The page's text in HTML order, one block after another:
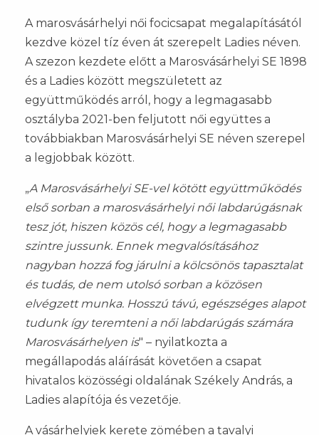
A marosvásárhelyi női focicsapat megalapításától
kezdve közel tíz éven át szerepelt Ladies néven.
A szezon kezdete előtt a Marosvásárhelyi SE 1898
és a Ladies között megszületett az
együttműködés arról, hogy a legmagasabb
osztályba 2021-ben feljutott női együttes a
továbbiakban Marosvásárhelyi SE néven szerepel
a legjobbak között.
„A Marosvásárhelyi SE-vel kötött együttműködés
első sorban a marosvásárhelyi női labdarúgásnak
tesz jót, hiszen közös cél, hogy a legmagasabb
szintre jussunk. Ennek megvalósításához
nagyban hozzá fog járulni a kölcsönös tapasztalat
és tudás, de nem utolsó sorban a közösen
elvégzett munka. Hosszú távú, egészséges alapot
tudunk így teremteni a női labdarúgás számára
Marosvásárhelyen is" – nyilatkozta a
megállapodás aláírását követően a csapat
hivatalos közösségi oldalának Székely András, a
Ladies alapítója és vezetője.
A vásárhelyiek kerete zömében a tavalyi